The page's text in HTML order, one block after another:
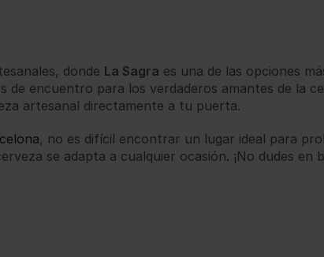
donde La Sagra es una de las opciones
encuentro para los verdaderos amantes de la
artesanal directamente a tu puerta.
, no es difícil encontrar un lugar ideal para
se adapta a cualquier ocasión. ¡No dudes